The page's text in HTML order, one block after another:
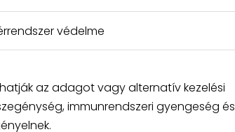
védelme
az adagot vagy alternatív kezelési
immunrendszeri gyengeség és